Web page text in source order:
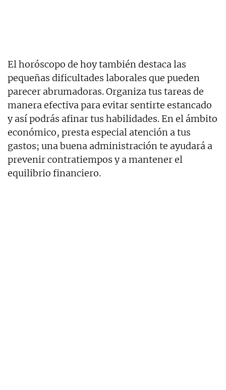
El horóscopo de hoy también destaca las
pequeñas dificultades laborales que pueden
parecer abrumadoras. Organiza tus tareas de
manera efectiva para evitar sentirte estancado
y así podrás afinar tus habilidades. En el ámbito
económico, presta especial atención a tus
gastos; una buena administración te ayudará a
prevenir contratiempos y a mantener el
equilibrio financiero.